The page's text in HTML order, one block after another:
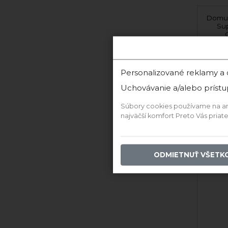
DOCG
‹
Personalizované reklamy
Uchovávanie a/alebo
Súbory cookies používame na
najväčší komfort Preto Vás
ODMIETNUŤ